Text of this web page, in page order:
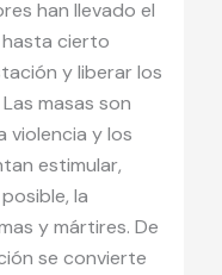
han llevado el
hasta cierto
y liberar los
masas son
violencia y los
estimular,
la
y mártires. De
se convierte